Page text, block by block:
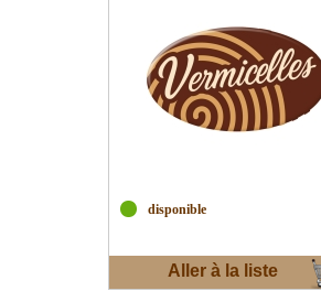
disponible
Aller à la liste